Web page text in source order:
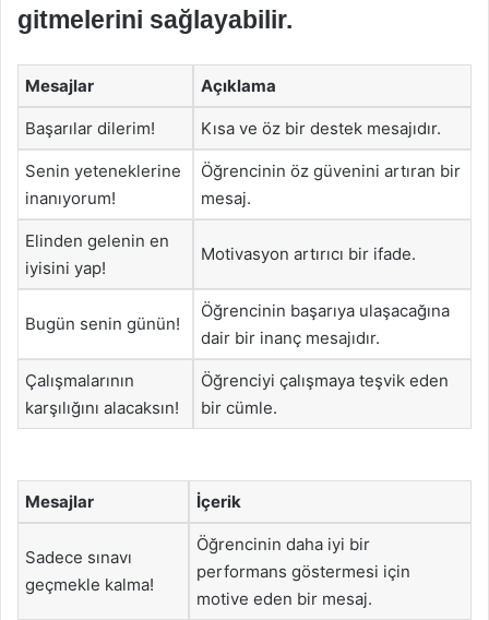
gitmelerini sağlayabilir.
Mesajlar Açıklama
Başarılar dilerim! Kısa ve öz bir destek mesajıdır.
Senin yeteneklerine
inanıyorum!
Öğrencinin öz güvenini artıran bir
mesaj.
Elinden gelenin en
iyisini yap!
Motivasyon artırıcı bir ifade.
Bugün senin günün!
Öğrencinin başarıya ulaşacağına
dair bir inanç mesajıdır.
Çalışmalarının
karşılığını alacaksın!
Öğrenciyi çalışmaya teşvik eden
bir cümle.
Mesajlar İçerik
Sadece sınavı
geçmekle kalma!
Öğrencinin daha iyi bir
performans göstermesi için
motive eden bir mesaj.